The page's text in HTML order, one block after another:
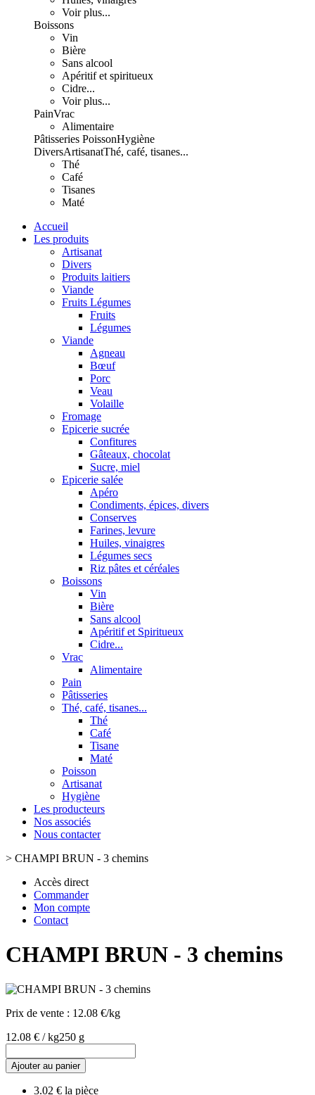
Voir plus...
Boissons
Vin
Bière
Sans alcool
Apéritif et spiritueux
Cidre...
Voir plus...
PainVrac
Alimentaire
Pâtisseries PoissonHygiène
DiversArtisanatThé, café, tisanes...
Thé
Café
Tisanes
Maté
Accueil
Les produits
Artisanat
Divers
Produits laitiers
Viande
Fruits Légumes
Fruits
Légumes
Viande
Agneau
Bœuf
Porc
Veau
Volaille
Fromage
Epicerie sucrée
Confitures
Gâteaux, chocolat
Sucre, miel
Epicerie salée
Apéro
Condiments, épices, divers
Conserves
Farines, levure
Huiles, vinaigres
Légumes secs
Riz pâtes et céréales
Boissons
Vin
Bière
Sans alcool
Apéritif et Spiritueux
Cidre...
Vrac
Alimentaire
Pain
Pâtisseries
Thé, café, tisanes...
Thé
Café
Tisane
Maté
Poisson
Artisanat
Hygiène
Les producteurs
Nos associés
Nous contacter
> CHAMPI BRUN - 3 chemins
Accès direct
Commander
Mon compte
Contact
CHAMPI BRUN - 3 chemins
Prix de vente : 12.08 €/kg
12.08 € / kg250 g
Ajouter au panier
3.02 € la pièce